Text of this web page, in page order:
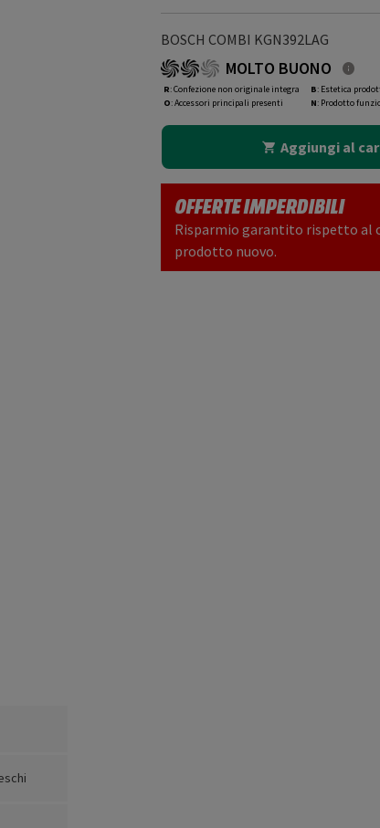
BOSCH COMBI KGN392LAG
MOLTO BUONO
R: Confezione non originale integra
O: Accessori principali presenti
B: Estetica
N: Prodotto
Aggiungi al
OFFERTE IMPERDIBILI
Risparmio garantito rispetto al
prodotto nuovo.